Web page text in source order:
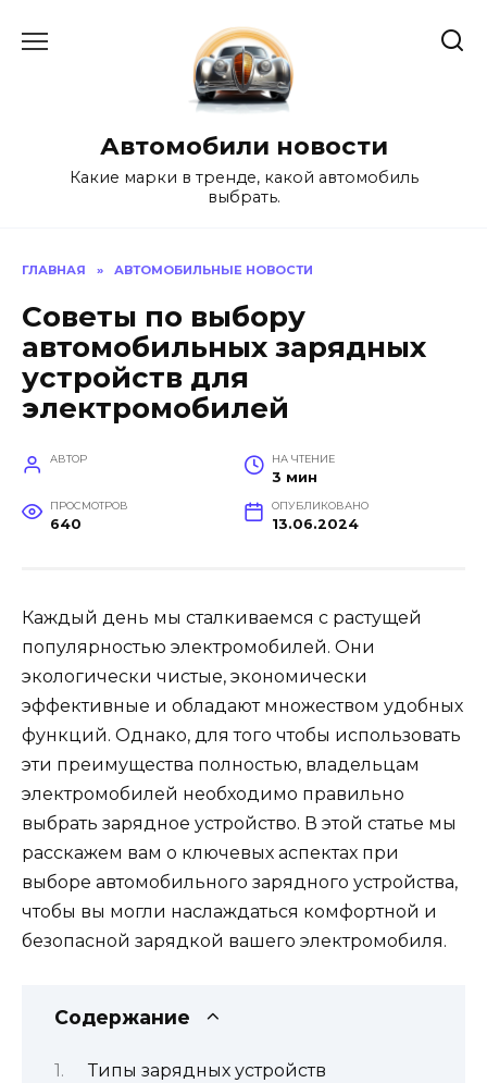
Автомобили новости
Какие марки в тренде, какой автомобиль
выбрать.
ГЛАВНАЯ » АВТОМОБИЛЬНЫЕ НОВОСТИ
Советы по выбору
автомобильных зарядных
устройств для
электромобилей
АВТОР НА ЧТЕНИЕ
3 мин
ПРОСМОТРОВ
640
ОПУБЛИКОВАНО
13.06.2024
Каждый день мы сталкиваемся с растущей
популярностью электромобилей. Они
экологически чистые, экономически
эффективные и обладают множеством удобных
функций. Однако, для того чтобы использовать
эти преимущества полностью, владельцам
электромобилей необходимо правильно
выбрать зарядное устройство. В этой статье мы
расскажем вам о ключевых аспектах при
выборе автомобильного зарядного устройства,
чтобы вы могли наслаждаться комфортной и
безопасной зарядкой вашего электромобиля.
Содержание
Типы зарядных устройств